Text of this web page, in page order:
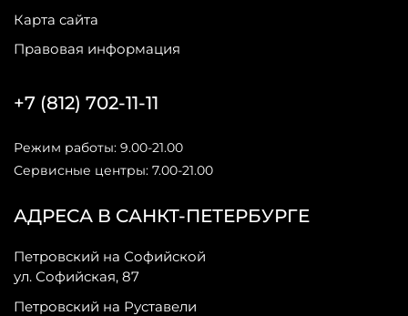
Карта сайта
Правовая информация
АДРЕСА В САНКТ-ПЕТЕРБУРГЕ
Петровский на Софийской
ул. Софийская, 87
Петровский на Руставели
+7 (812) 702-11-11
Режим работы: 9.00-21.00
Сервисные центры: 7.00-21.00